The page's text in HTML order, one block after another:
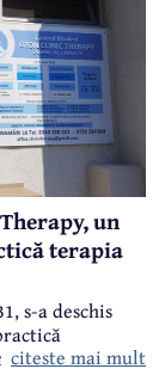
un
terapia
s-a deschis
cu
citeste mai mult